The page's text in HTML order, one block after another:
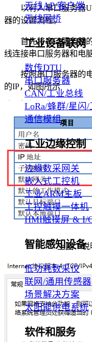
无线AP/客户端
无线网桥
工业设备联网
数传DTU
串口服务器
CAN/工业总线
LoRa/蜂群/星闪/
通信模组
工业边缘控制
边缘数采网关
嵌入式工控机
工业ARM主板
工控触摸一体机
HMI触摸屏 & I/
智能感知设备
低功耗数采仪
联网/通用传感器
场景解决方案
太阳能供电系统
软件和服务
以有人串口服务器
器的设置流程。
首先将串口服务器的
线连接串口服务器和电
按照串口服务器的电
的IP，如图所示
上图：